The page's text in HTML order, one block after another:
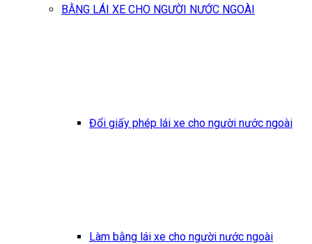
BẰNG LÁI XE CHO NGƯỜI NƯỚC NGOÀI
Đổi giấy phép lái xe cho người nước ngoài
Làm bằng lái xe cho người nước ngoài